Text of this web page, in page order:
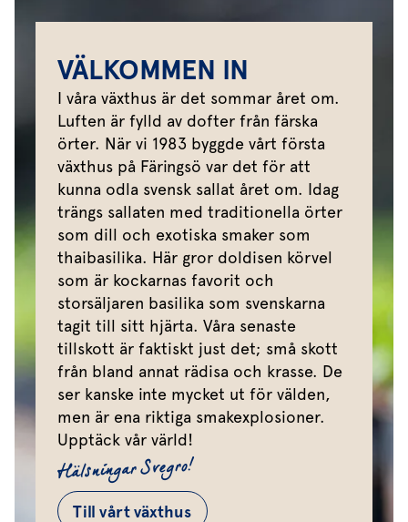
VÄLKOMMEN IN
I våra växthus är det sommar året om.
Luften är fylld av dofter från färska
örter. När vi 1983 byggde vårt första
växthus på Färingsö var det för att
kunna odla svensk sallat året om. Idag
trängs sallaten med traditionella örter
som dill och exotiska smaker som
thaibasilika. Här gror doldisen körvel
som är kockarnas favorit och
storsäljaren basilika som svenskarna
tagit till sitt hjärta. Våra senaste
tillskott är faktiskt just det; små skott
från bland annat rädisa och krasse. De
ser kanske inte mycket ut för välden,
men är ena riktiga smakexplosioner.
Upptäck vår värld!
Hälsningar Svegro!
Till vårt växthus